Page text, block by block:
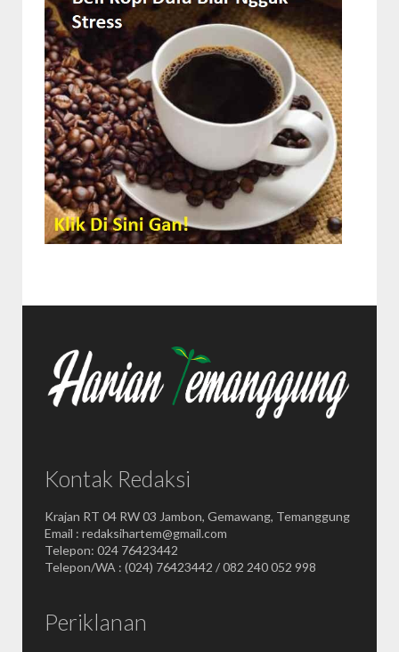
Kontak Redaksi
Krajan RT 04 RW 03 Jambon, Gemawang, Temanggung
Email : redaksihartem@gmail.com
Telepon: 024 76423442
Telepon/WA : (024) 76423442 / 082 240 052 998
Periklanan